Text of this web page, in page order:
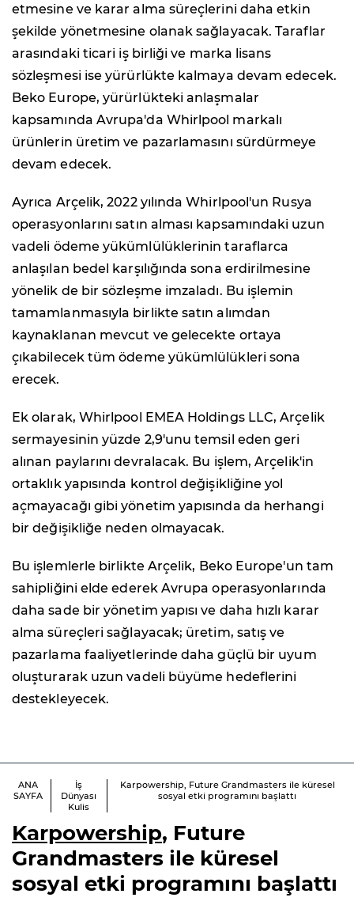
etmesine ve karar alma süreçlerini daha etkin
şekilde yönetmesine olanak sağlayacak. Taraflar
arasındaki ticari iş birliği ve marka lisans
sözleşmesi ise yürürlükte kalmaya devam edecek.
Beko Europe, yürürlükteki anlaşmalar
kapsamında Avrupa'da Whirlpool markalı
ürünlerin üretim ve pazarlamasını sürdürmeye
devam edecek.
Ayrıca Arçelik, 2022 yılında Whirlpool'un Rusya
operasyonlarını satın alması kapsamındaki uzun
vadeli ödeme yükümlülüklerinin taraflarca
anlaşılan bedel karşılığında sona erdirilmesine
yönelik de bir sözleşme imzaladı. Bu işlemin
tamamlanmasıyla birlikte satın alımdan
kaynaklanan mevcut ve gelecekte ortaya
çıkabilecek tüm ödeme yükümlülükleri sona
erecek.
Ek olarak, Whirlpool EMEA Holdings LLC, Arçelik
sermayesinin yüzde 2,9'unu temsil eden geri
alınan paylarını devralacak. Bu işlem, Arçelik'in
ortaklık yapısında kontrol değişikliğine yol
açmayacağı gibi yönetim yapısında da herhangi
bir değişikliğe neden olmayacak.
Bu işlemlerle birlikte Arçelik, Beko Europe'un tam
sahipliğini elde ederek Avrupa operasyonlarında
daha sade bir yönetim yapısı ve daha hızlı karar
alma süreçleri sağlayacak; üretim, satış ve
pazarlama faaliyetlerinde daha güçlü bir uyum
oluşturarak uzun vadeli büyüme hedeflerini
destekleyecek.
ANA
SAYFA
İş
Dünyası
Kulis
Karpowership, Future Grandmasters ile küresel
sosyal etki programını başlattı
Karpowership, Future
Grandmasters ile küresel
sosyal etki programını başlattı